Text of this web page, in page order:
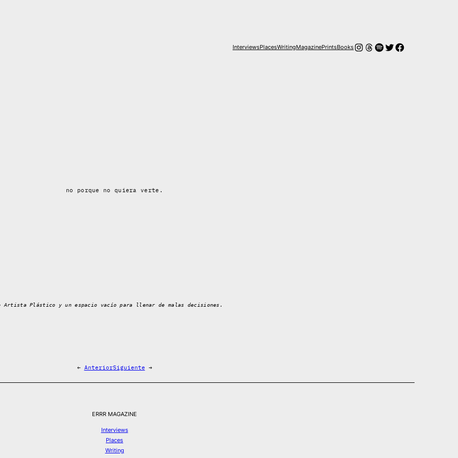
InterviewsPlacesWritingMagazinePrintsBooksInstagram
Hilos
Spotify
Twitter
Facebook
no porque no quiera verte.
Plástico y un espacio vacío para llenar de malas decisiones.
← AnteriorSiguiente →
ERRR MAGAZINE
Interviews
Places
Writing